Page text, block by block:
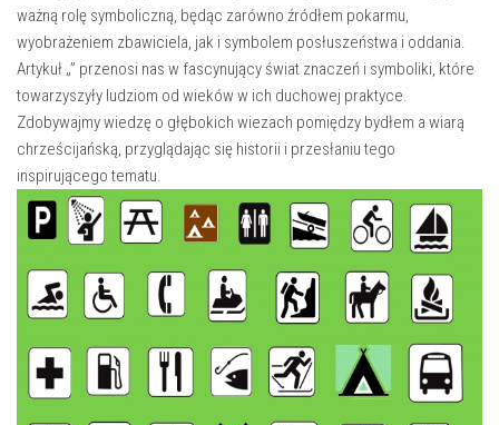
ważną rolę ⁣symboliczną, będąc zarówno ⁢źródłem pokarmu,
wyobrażeniem zbawiciela, ​jak i ‍symbolem posłuszeństwa i ‌oddania.
Artykuł „” przenosi nas w ‍fascynujący ​świat znaczeń‌ i symboliki, które⁢
towarzyszyły ludziom ⁣od wieków ⁤w ich duchowej praktyce.
‍Zdobywajmy wiedzę ​o głębokich⁢ wiezach pomiędzy bydłem⁣ a wiarą
chrześcijańską, przyglądając się historii i przesłaniu tego
inspirującego tematu.